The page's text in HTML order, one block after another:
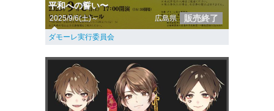
平和への誓い〜
2025/9/6(土)～ 広島県 販売終了
ダモーレ実行委員会